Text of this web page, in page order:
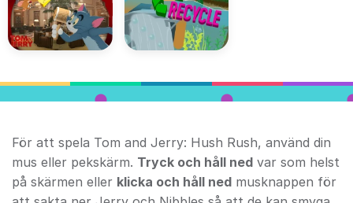
För att spela Tom and Jerry: Hush Rush, använd din
mus eller pekskärm. Tryck och håll ned var som helst
på skärmen eller klicka och håll ned musknappen för